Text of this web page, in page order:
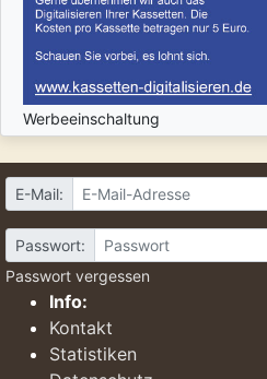
Werbeeinschaltung
E-Mail:
Passwort:
Passwort vergessen
Info:
Kontakt
Statistiken